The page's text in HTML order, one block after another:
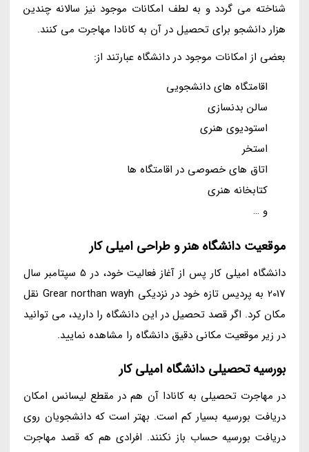
شناخته می گردد و به لطف امکانات موجود نیز سالانه چندین
هزار دانشجو برای تحصیل در آن به کانادا مهاجرت می کنند.
بعضی از امکانات موجود در دانشگاه عبارتند از:
اقامتگاه های دانشجویی
سالن بدنسازی
استودیوی هنری
استخر
اتاق های خصوصی در اقامتگاه ها
کتابخانه هنری
و …
موقعیت دانشگاه هنر و طراحی امیلی کار
دانشگاه امیلی کار پس از آغاز فعالیت خود، در 5 سپتامبر سال
2017 به پردیس تازه خود در نزدیکی Grear northan wayh نقل
مکان کرد. اگر قصد تحصیل در این دانشگاه را دارید، می توانید
در زیر موقعیت مکانی دقیق دانشگاه را مشاهده نمایید.
بورسیه تحصیلی دانشگاه امیلی کار
در مهاجرت تحصیلی به کانادا آن هم در مقطع لیسانس امکان
دریافت بورسیه بسیار کم است. بهتر است که دانشجویان روی
دریافت بورسیه حساب باز نکنند. افرادی هم که قصد مهاجرت